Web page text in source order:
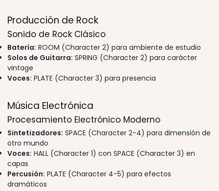
Producción de Rock
Sonido de Rock Clásico
Batería: ROOM (Character 2) para ambiente de estudio
Solos de Guitarra: SPRING (Character 2) para carácter
vintage
Voces: PLATE (Character 3) para presencia
Música Electrónica
Procesamiento Electrónico Moderno
Sintetizadores: SPACE (Character 2-4) para dimensión de
otro mundo
Voces: HALL (Character 1) con SPACE (Character 3) en
capas
Percusión: PLATE (Character 4-5) para efectos
dramáticos